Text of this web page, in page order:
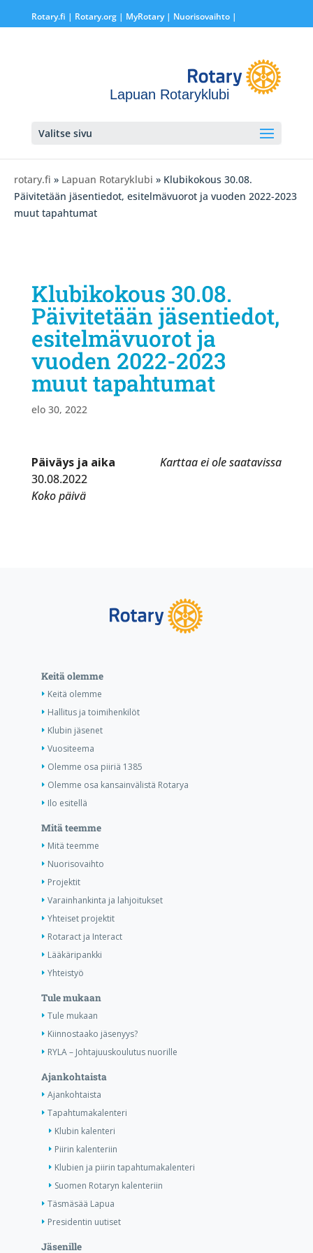
Rotary.fi | Rotary.org| MyRotary | Nuorisovaihto|
Lapuan Rotaryklubi
Valitse sivu
rotary.fi » Lapuan Rotaryklubi » Klubikokous 30.08.
Päivitetään jäsentiedot, esitelmävuorot ja vuoden 2022-2023
muut tapahtumat
Klubikokous 30.08.
Päivitetään jäsentiedot,
esitelmävuorot ja
vuoden 2022-2023
muut tapahtumat
elo 30, 2022
Karttaa ei ole saatavissa
Päiväys ja aika
30.08.2022
Koko päivä
Keitä olemme
Keitä olemme
Hallitus ja toimihenkilöt
Klubin jäsenet
Vuositeema
Olemme osa piiriä 1385
Olemme osa kansainvälistä Rotarya
Ilo esitellä
Mitä teemme
Mitä teemme
Nuorisovaihto
Projektit
Varainhankinta ja lahjoitukset
Yhteiset projektit
Rotaract ja Interact
Lääkäripankki
Yhteistyö
Tule mukaan
Tule mukaan
Kiinnostaako jäsenyys?
RYLA – Johtajuuskoulutus nuorille
Ajankohtaista
Ajankohtaista
Tapahtumakalenteri
Klubin kalenteri
Piirin kalenteriin
Klubien ja piirin tapahtumakalenteri
Suomen Rotaryn kalenteriin
Täsmäsää Lapua
Presidentin uutiset
Jäsenille